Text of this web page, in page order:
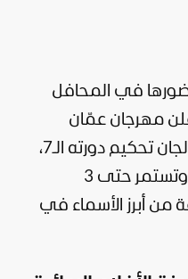
في المحافل
أعلن مهرجان عمّان
السينمائي الدولي تشكيل لجان تحكيم دورته الـ7،
التي تنطلق في 26 يوليو وتستمر حتى 3
أبرز الأسماء في